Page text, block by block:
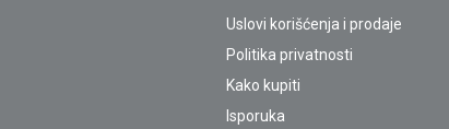
Uslovi korišćenja i prodaje
Politika privatnosti
Kako kupiti
Isporuka